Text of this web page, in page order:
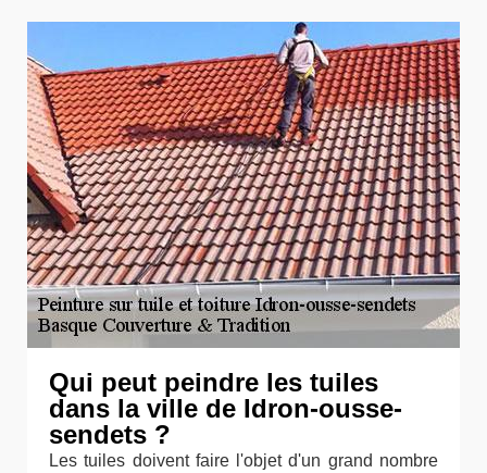
Qui peut peindre les tuiles
dans la ville de Idron-ousse-
sendets ?
Les tuiles doivent faire l'objet d'un grand nombre